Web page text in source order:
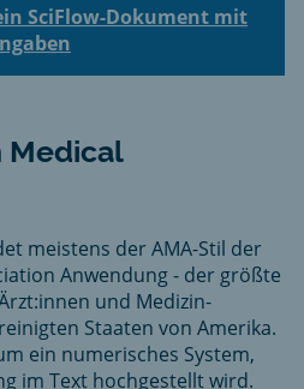
SciFlow-Dokument mit
Medical
meistens der AMA-Stil der
Anwendung - der größte
und Medizin-
Staaten von Amerika.
ein numerisches System,
im Text hochgestellt wird.